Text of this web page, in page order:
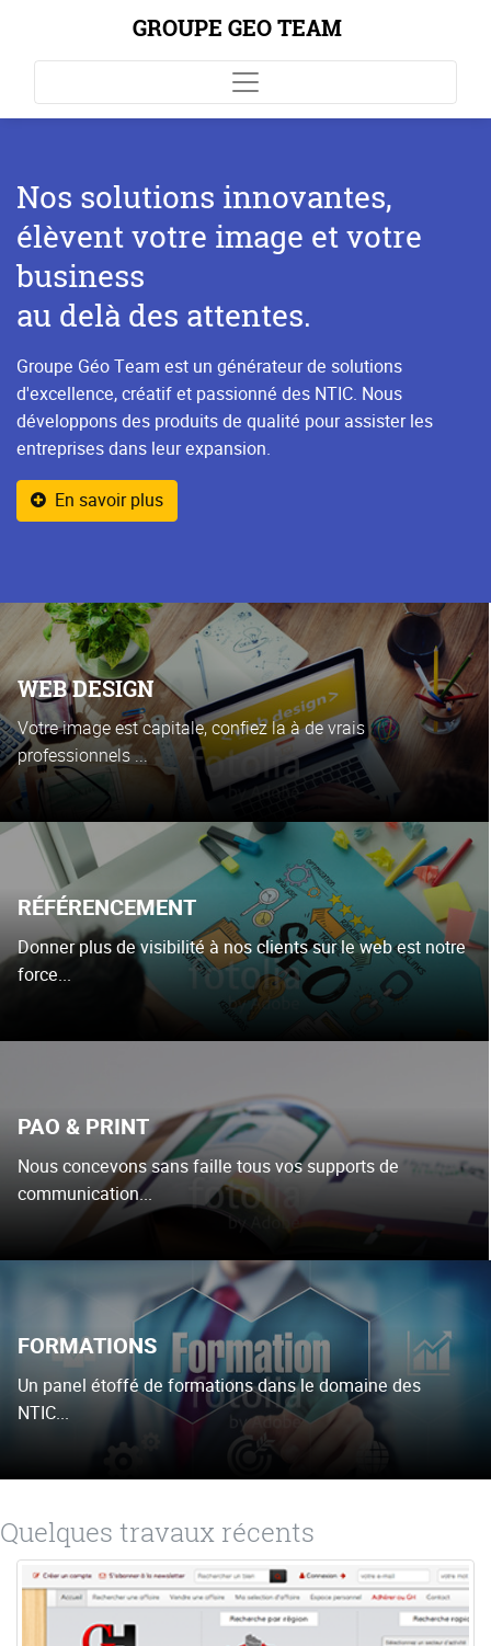
GROUPE GEO TEAM
Nos solutions innovantes,
élèvent votre image et votre
business
au delà des attentes.
Groupe Géo Team est un générateur de solutions
d'excellence, créatif et passionné des NTIC. Nous
développons des produits de qualité pour assister les
entreprises dans leur expansion.
En savoir plus
WEB DESIGN
Votre image est capitale, confiez la à de vrais
professionnels ...
RÉFÉRENCEMENT
Donner plus de visibilité à nos clients sur le web est notre
force...
PAO & PRINT
Nous concevons sans faille tous vos supports de
communication...
FORMATIONS
Un panel étoffé de formations dans le domaine des
NTIC...
Quelques travaux récents